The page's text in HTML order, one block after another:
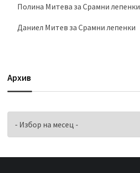
Полина Митева за Срамни лепенки
Даниел Митев за Срамни лепенки
Архив
Архив